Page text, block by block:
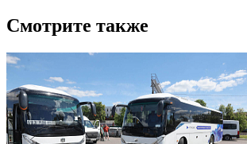
Смотрите также